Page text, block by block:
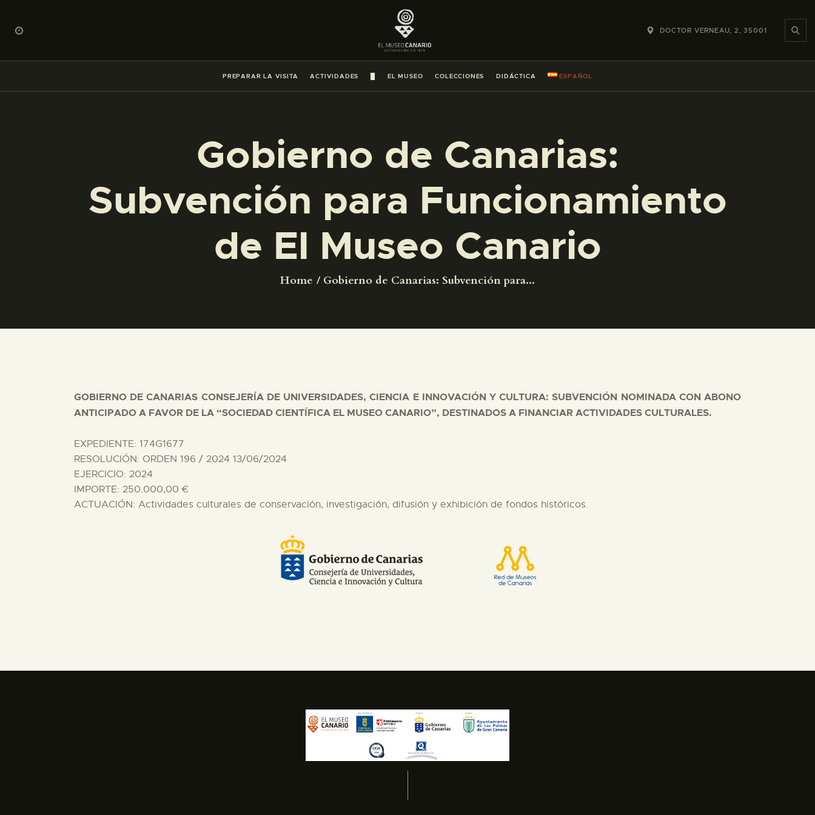
DOCTOR VERNEAU, 2, 35001
PREPARAR LA VISITA ACTIVIDADES EL MUSEO COLECCIONES DIDÁCTICA ESPAÑOL
Gobierno de Canarias:
Subvención para Funcionamiento
de El Museo Canario
Home Gobierno de Canarias: Subvención para...
PREPARAR LA VISITA
ACTIVIDADES
█
COLECCIONES
DIDÁCTICA
ESPAÑOL
PREPARAR LA VISITA
ACTIVIDADES
EL MUSEO
GOBIERNO DE CANARIAS CONSEJERÍA DE UNIVERSIDADES, CIENCIA E INNOVACIÓN Y CULTURA: SUBVENCIÓN NOMINADA CON ABONO
ANTICIPADO A FAVOR DE LA “SOCIEDAD CIENTÍFICA EL MUSEO CANARIO”, DESTINADOS A FINANCIAR ACTIVIDADES CULTURALES.
EXPEDIENTE: 174G1677
RESOLUCIÓN: ORDEN 196 / 2024 13/06/2024
EJERCICIO: 2024
IMPORTE: 250.000,00 €
ACTUACIÓN: Actividades culturales de conservación, investigación, difusión y exhibición de fondos históricos.